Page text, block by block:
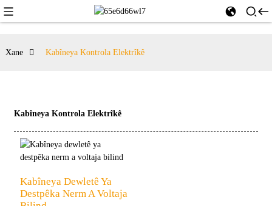
Xane Kabîneya Kontrola Elektrîkê
Kabîneya Kontrola Elektrîkê
Kabîneya Dewletê Ya
Destpêka Nerm A Voltaja